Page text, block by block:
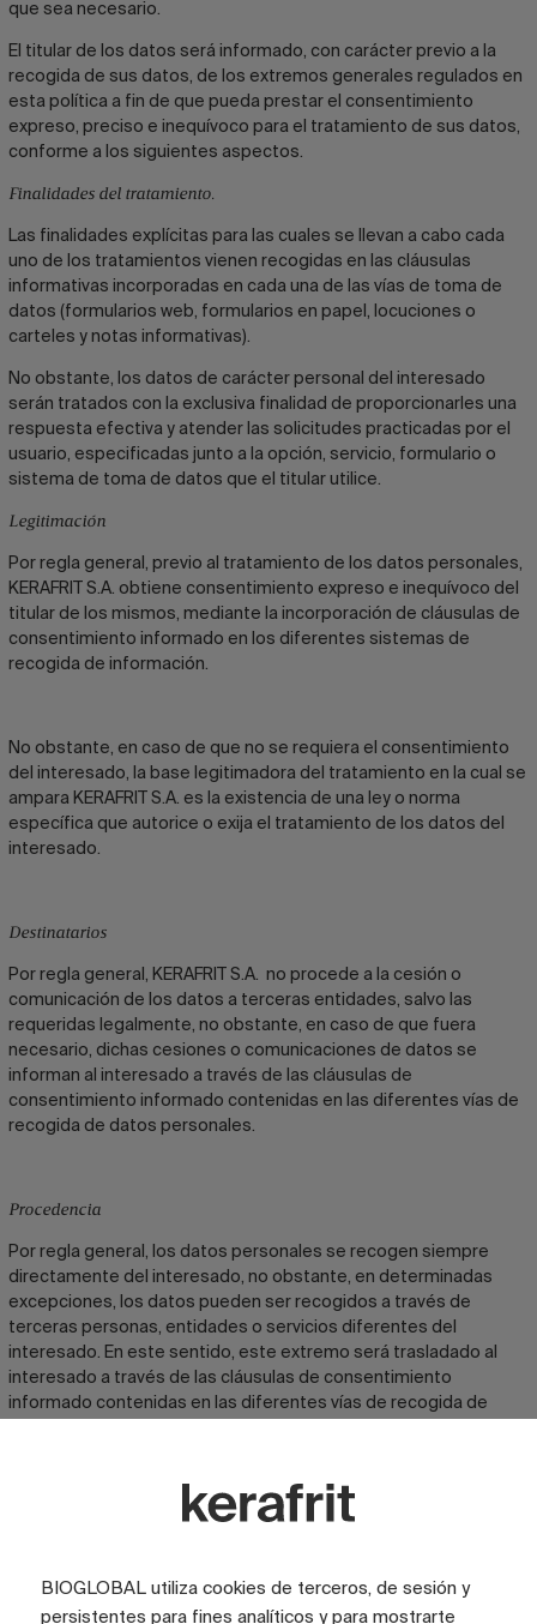
que sea necesario.
El titular de los datos será informado, con carácter previo a la
recogida de sus datos, de los extremos generales regulados en
esta política a fin de que pueda prestar el consentimiento
expreso, preciso e inequívoco para el tratamiento de sus datos,
conforme a los siguientes aspectos.
Finalidades del tratamiento.
Las finalidades explícitas para las cuales se llevan a cabo cada
uno de los tratamientos vienen recogidas en las cláusulas
informativas incorporadas en cada una de las vías de toma de
datos (formularios web, formularios en papel, locuciones o
carteles y notas informativas).
No obstante, los datos de carácter personal del interesado
serán tratados con la exclusiva finalidad de proporcionarles una
respuesta efectiva y atender las solicitudes practicadas por el
usuario, especificadas junto a la opción, servicio, formulario o
sistema de toma de datos que el titular utilice.
Legitimación
Por regla general, previo al tratamiento de los datos personales,
KERAFRIT S.A. obtiene consentimiento expreso e inequívoco del
titular de los mismos, mediante la incorporación de cláusulas de
consentimiento informado en los diferentes sistemas de
recogida de información.
No obstante, en caso de que no se requiera el consentimiento
del interesado, la base legitimadora del tratamiento en la cual se
ampara KERAFRIT S.A. es la existencia de una ley o norma
específica que autorice o exija el tratamiento de los datos del
interesado.
Destinatarios
Por regla general, KERAFRIT S.A. no procede a la cesión o
comunicación de los datos a terceras entidades, salvo las
requeridas legalmente, no obstante, en caso de que fuera
necesario, dichas cesiones o comunicaciones de datos se
informan al interesado a través de las cláusulas de
consentimiento informado contenidas en las diferentes vías de
recogida de datos personales.
Procedencia
Por regla general, los datos personales se recogen siempre
directamente del interesado, no obstante, en determinadas
excepciones, los datos pueden ser recogidos a través de
terceras personas, entidades o servicios diferentes del
interesado. En este sentido, este extremo será trasladado al
interesado a través de las cláusulas de consentimiento
informado contenidas en las diferentes vías de recogida de
La información recabada del interesado será conservada
BIOGLOBAL utiliza cookies de terceros, de sesión y
persistentes para fines analíticos y para mostrarte